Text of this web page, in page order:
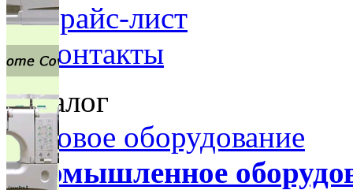
Прайс-лист
Контакты
Каталог
Бытовое оборудование
Промышленное